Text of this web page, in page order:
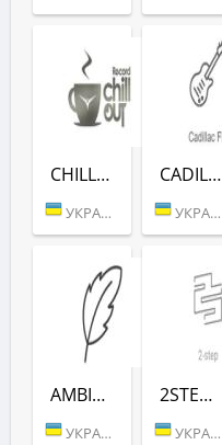
CHILLOUT (РАДІО РЕКОРД)
УКРАИНА (БЕРДИЧЕВ)
CADILLAC (РАДІО РЕКОРД)
УКРАИНА (БЕРДИЧЕВ)
AMBIENT (РАДІО РЕКОРД)
УКРАИНА (БЕРДИЧЕВ)
2STEP (РАДІО РЕКОРД)
УКРАИНА (БЕРДИЧЕВ)